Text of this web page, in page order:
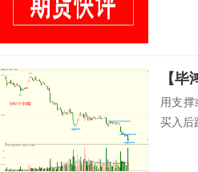
【
用支
买入后